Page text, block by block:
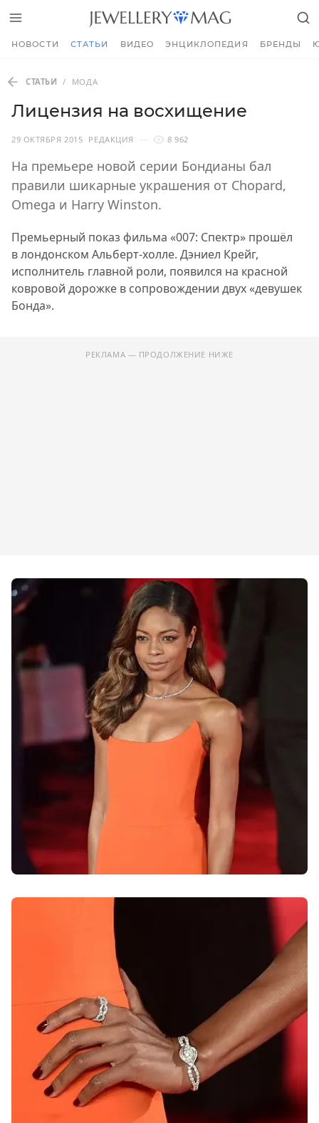
НОВОСТИ СТАТЬИ ВИДЕО ЭНЦИКЛОПЕДИЯ БРЕНДЫ
СТАТЬИ / МОДА
Лицензия на восхищение
29 ОКТЯБРЯ 2015 РЕДАКЦИЯ 8 962
На премьере новой серии Бондианы бал
правили шикарные украшения от Chopard,
Omega и Harry Winston.
Премьерный показ фильма «007: Спектр» прошёл
в лондонском Альберт-холле. Дэниел Крейг,
исполнитель главной роли, появился на красной
ковровой дорожке в сопровождении двух «девушек
Бонда».
РЕКЛАМА — ПРОДОЛЖЕНИЕ НИЖЕ